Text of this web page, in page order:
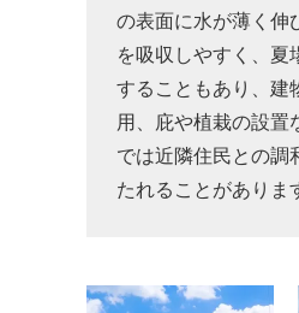
の表面に水が薄く伸
を吸収しやすく、
することもあり、建
用、庇や植栽の設置
では近隣住民との調
たれることがありま